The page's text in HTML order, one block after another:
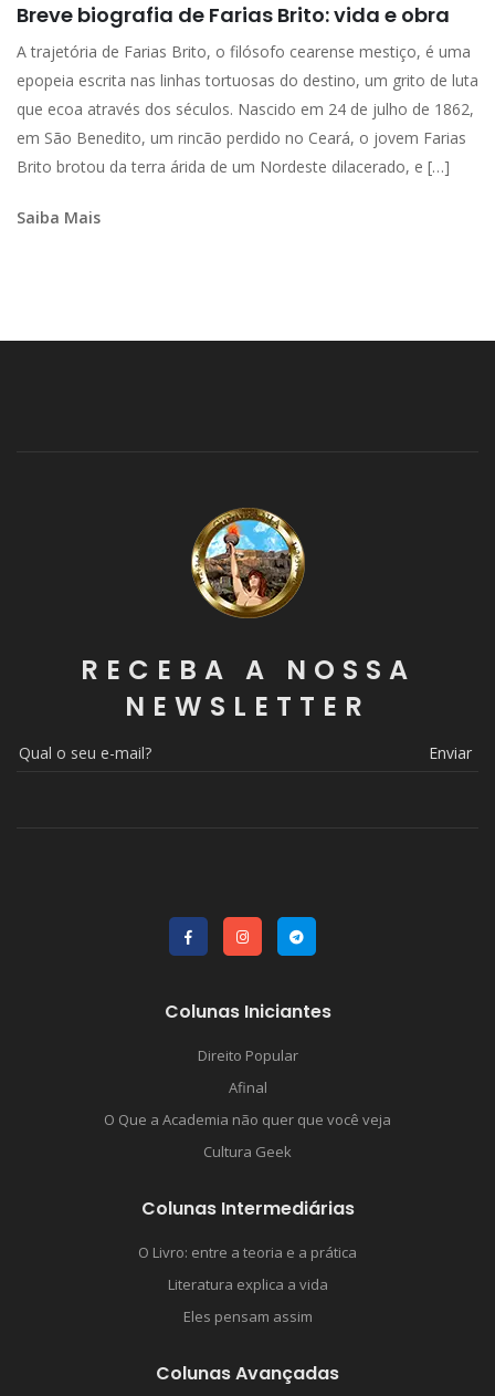
Breve biografia de Farias Brito: vida e obra
A trajetória de Farias Brito, o filósofo cearense mestiço, é uma
epopeia escrita nas linhas tortuosas do destino, um grito de luta
que ecoa através dos séculos. Nascido em 24 de julho de 1862,
em São Benedito, um rincão perdido no Ceará, o jovem Farias
Brito brotou da terra árida de um Nordeste dilacerado, e […]
Saiba Mais
RECEBA A NOSSA
NEWSLETTER
Enviar
Colunas Iniciantes
Direito Popular
Afinal
O Que a Academia não quer que você veja
Cultura Geek
Colunas Intermediárias
O Livro: entre a teoria e a prática
Literatura explica a vida
Eles pensam assim
Colunas Avançadas